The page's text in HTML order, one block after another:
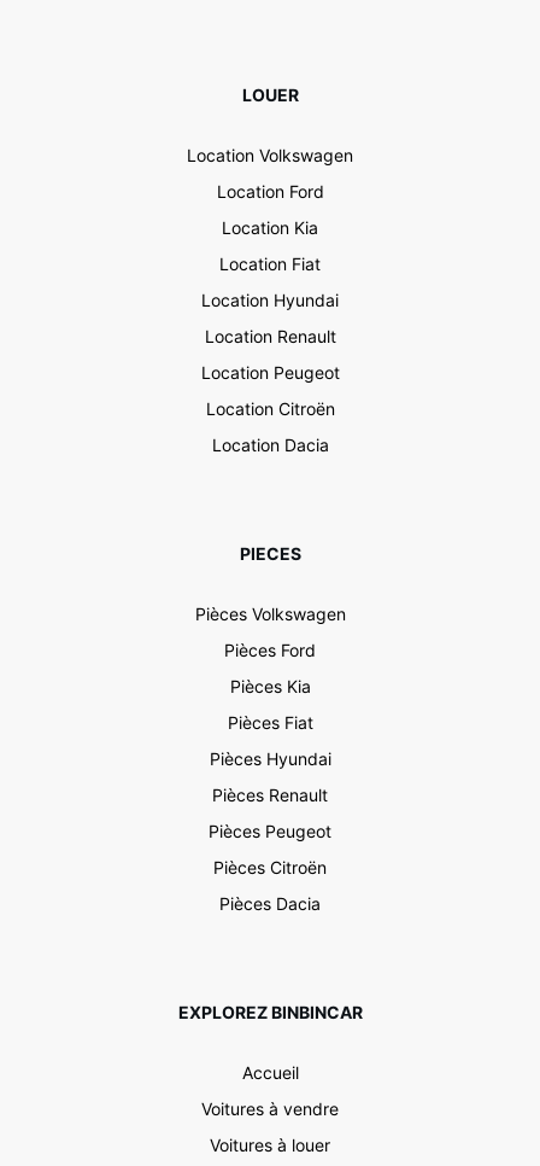
LOUER
Location Volkswagen
Location Ford
Location Kia
Location Fiat
Location Hyundai
Location Renault
Location Peugeot
Location Citroën
Location Dacia
PIECES
Pièces Volkswagen
Pièces Ford
Pièces Kia
Pièces Fiat
Pièces Hyundai
Pièces Renault
Pièces Peugeot
Pièces Citroën
Pièces Dacia
EXPLOREZ BINBINCAR
Accueil
Voitures à vendre
Voitures à louer